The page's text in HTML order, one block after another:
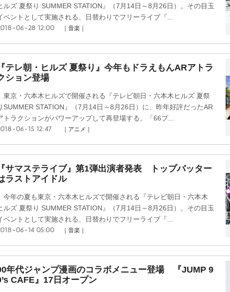
ルズ 夏祭り SUMMER STATION』（7月14日～8月26日）。その目玉
ベントとして実施される、日替わりでフリーライブ『...
06-28 12:00 ｜音楽｜
『テレ朝・ヒルズ 夏祭り』今年もドラえもんARアトラ
ション登場
東京・六本木ヒルズで開催される『テレビ朝日・六本木ヒルズ 夏祭
SUMMER STATION』（7月14日～8月26日）に、昨年好評だったAR
トラクションがパワーアップして再登場する。「66プ...
06-15 12:47 ｜アニメ｜
『サマステライブ』第1弾出演者発表 トップバッター
ラストアイドル
今年の夏も東京・六本木ヒルズで開催される『テレビ朝日・六本木
ルズ 夏祭り SUMMER STATION』（7月14日～8月26日）。その目玉
ベントとして実施される、日替わりでフリーライブ『...
06-14 05:00 ｜音楽｜
年代ジャンプ漫画のコラボメニュー登場 『JUMP 9
CAFE』17日オープン